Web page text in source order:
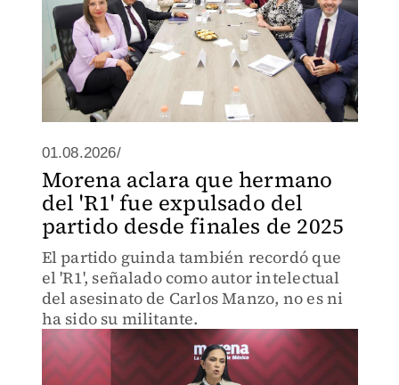
01.08.2026/
Morena aclara que hermano
del 'R1' fue expulsado del
partido desde finales de 2025
El partido guinda también recordó que
el 'R1', señalado como autor intelectual
del asesinato de Carlos Manzo, no es ni
ha sido su militante.